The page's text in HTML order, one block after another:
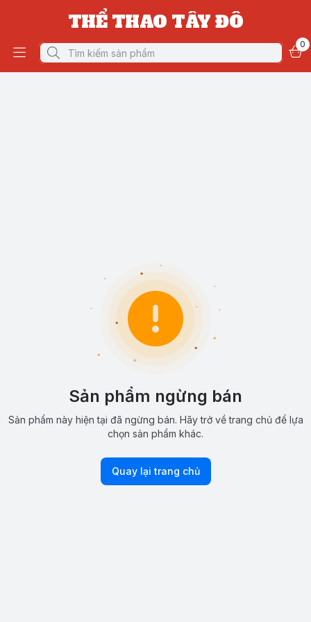
THỂ THAO TÂY ĐÔ
0
Sản phẩm ngừng bán
Sản phẩm này hiện tại đã ngừng bán. Hãy trở về trang chủ để lựa
chọn sản phẩm khác.
Quay lại trang chủ